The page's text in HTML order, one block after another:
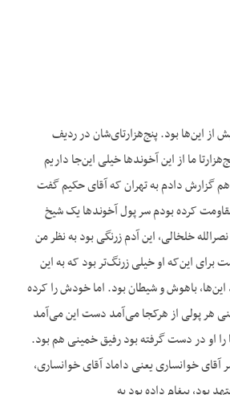
از این‌ها بود. پنج‌هزارتای‌شان در ردیف
ما از این آخوندها خیلی این‌جا داریم
هم گزارش دادم به تهران که آقای حکیم گفت
کرده بودم سر پول آخوندها یک شیخ
خلخالی، این آدم زرنگی بود به نظر من
این‌که او خیلی زرنگ‌تر بود که به این
باهوش و شیطان بود. اما خودش را کرده
هر پولی از هرکجا می‌آمد دست این می‌آمد
را او در دست گرفته بود رفیق خمینی هم بود.
آقای خوانساری یعنی داماد آقای خوانساری،